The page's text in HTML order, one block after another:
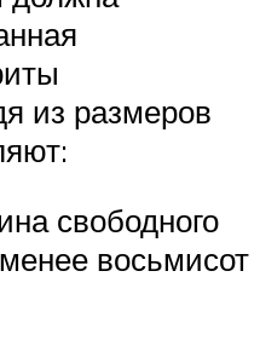
из размеров
свободного
восьмисот